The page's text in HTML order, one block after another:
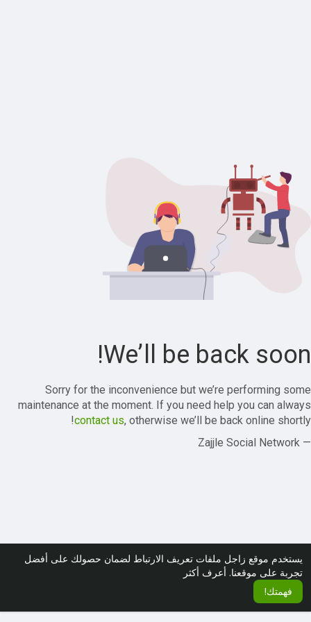
يستخدم موقع زاجل ملفات تعريف الارتباط لضمان حصولك على أفضل
تجربة على موقعنا. أعرف أكثر
فهمتك!
We’ll be back soon!
Sorry for the inconvenience but we’re performing some
maintenance at the moment. If you need help you can always
contact us, otherwise we’ll be back online shortly!
— Zajjle Social Network